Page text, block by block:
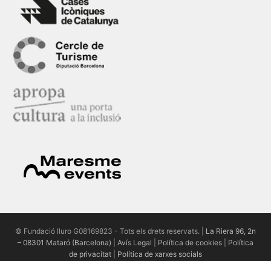
© Fundació Iluro G08169823 - Tots els drets reservats. | La Riera 96, 2n
– 08301 Mataró (Barcelona)
Avís Legal Política de cookies
Política
de privacitat
Política de xarxes socials